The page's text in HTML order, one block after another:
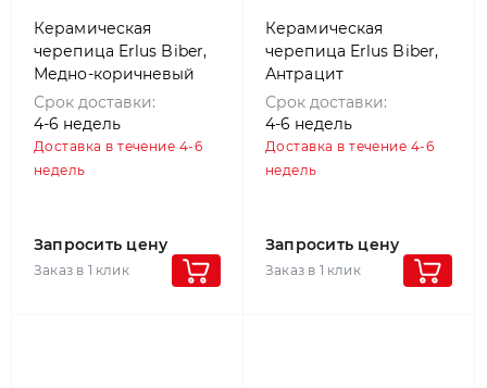
Керамическая
черепица Erlus Biber,
Медно-коричневый
Срок доставки:
4-6 недель
Доставка в течение 4-6
недель
Запросить цену
Заказ в 1 клик
Керамическая
черепица Erlus Biber,
Антрацит
Срок доставки:
4-6 недель
Доставка в течение 4-6
недель
Запросить цену
Заказ в 1 клик